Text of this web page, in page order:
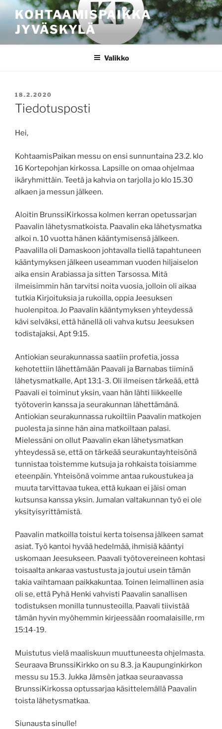
sisältöönKOHTAAMISPAIKKA
JYVÄSKYLÄ
Valikko
JULKAISTU
18.2.2020
Tiedotusposti
Hei,
KohtaamisPaikan messu on ensi sunnuntaina 23.2. klo
16 Kortepohjan kirkossa. Lapsille on omaa ohjelmaa
ikäryhmittäin. Teetä ja kahvia on tarjolla jo klo 15.30
alkaen ja messun jälkeen.
Aloitin BrunssiKirkossa kolmen kerran opetussarjan
Paavalin lähetysmatkoista. Paavalin eka lähetysmatka
alkoi n. 10 vuotta hänen kääntymisensä jälkeen.
Paavalilla oli Damaskoon johtavalla tiellä tapahtuneen
kääntymyksen jälkeen useamman vuoden hiljaiselon
aika ensin Arabiassa ja sitten Tarsossa. Mitä
ilmeisimmin hän tarvitsi noita vuosia, jolloin oli aikaa
tutkia Kirjoituksia ja rukoilla, oppia Jeesuksen
huolenpitoa. Jo Paavalin kääntymyksen yhteydessä
kävi selväksi, että hänellä oli vahva kutsu Jeesuksen
todistajaksi, Apt 9:15.
Antiokian seurakunnassa saatiin profetia, jossa
kehotettiin lähettämään Paavali ja Barnabas tiiminä
lähetysmatkalle, Apt 13:1-3. Oli ilmeisen tärkeää, että
Paavali ei toiminut yksin, vaan hän lähti liikkeelle
työtoverin kanssa ja seurakunnan lähettämänä.
Antiokian seurakunnassa rukoiltiin Paavalin matkojen
puolesta ja sinne hän aina matkoiltaan palasi.
Mielessäni on ollut Paavalin ekan lähetysmatkan
yhteydessä se, että on tärkeää seurakuntayhteisönä
tunnistaa toistemme kutsuja ja rohkaista toisiamme
eteenpäin. Yhteisönä voimme antaa rukoustukea ja
muuta tarvittavaa tukea, että kukaan ei jäisi oman
kutsunsa kanssa yksin. Jumalan valtakunnan työ ei ole
yksityisyrittämistä.
Paavalin matkoilla toistui kerta toisensa jälkeen samat
asiat. Työ kantoi hyvää hedelmää, ihmisiä kääntyi
uskomaan Jeesukseen. Paavali työtovereineen kohtasi
toisaalta ankaraa vastustusta ja joutui usein tämän
takia vaihtamaan paikkakuntaa. Toinen leimallinen asia
oli se, että Pyhä Henki vahvisti Paavalin sanallisen
todistuksen monilla tunnusteoilla. Paavali tiivistää
tämän hyvin myöhemmin kirjeessään roomalaisille, rm
15:14-19.
Muistutus vielä maaliskuun muuttuneesta ohjelmasta.
Seuraava BrunssiKirkko on su 8.3. ja Kaupunginkirkon
messu su 15.3. Jukka Jämsèn jatkaa seuraavassa
BrunssiKirkossa optussarjaa käsittelemällä Paavalin
toista lähetysmatkaa.
Siunausta sinulle!